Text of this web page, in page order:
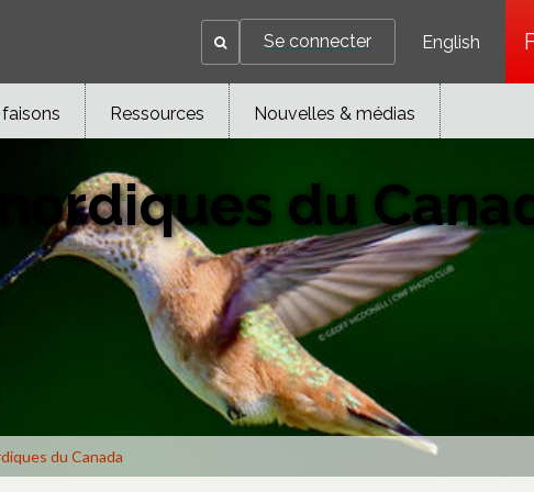
Se connecter English
Ressources Nouvelles & médias
nordiques du
du Canada